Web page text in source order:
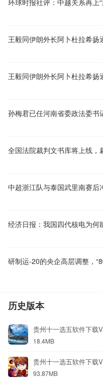
王毅同伊朗外长阿卜杜拉希扬
王毅同伊朗外长阿卜杜拉希扬
孙梅君已任河南省委政法委书
历史版本
贵州十一选五软件下载
18.4MB
贵州十一选五软件下载
93.87MB